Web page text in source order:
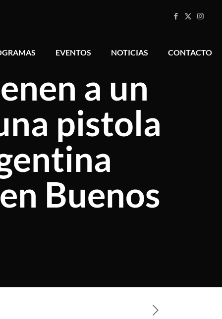
EVENTOS NOTICIAS CONTACTO
a un
pistola
Buenos